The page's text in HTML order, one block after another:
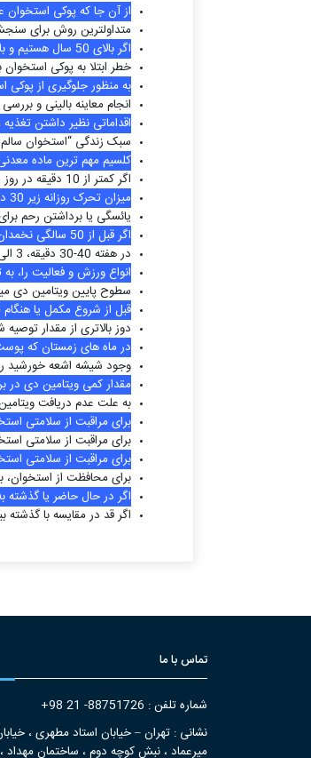
از آن جا که پوکی
متداول­ترین روش برای
اگر بالای 50 سال هستیم و با یک زمین خوردن ساده دچار شکستگی شده ایم، احتمالا در معرض پوکی استخوان هستیم و لازم است به پزشک مراجعه کنیم.
خطر ابتلا به پوکی استخوان
به منظور جلوگیری از پوکی
انجام معاینه بالینی و بررسی عوامل خطر
اقداماتی نظیر داشتن
سبک زندگی “استخوان
کلسیم مهم ترین ماده
اگر کمتر از 10 دقیقه در روز در معرض نور خورشید هستیم و مکمل ویتامین D مصرف نمی­کنیم، در معرض خطر پوکی استخوان قرار داریم.
میزان تحرک روزانه زیر 30 دقیقه (کارهای خانه، پیاده روی، دویدن و غیره) موجب از دست رفتن عضله و استخوان می­شود.
یائسگی یا برداشتن رحم برای 12 ماه یا بیشتر، فرد را در معرض خطر پوکی استخوان قرار
اگر قبل از 50 سالگی نخمدان ها خارج شده و هورمون درمانی جایگزین استفاده نشده است، فرد در معرض خطر پوکی استخوان قرار دارد.
در هفته 40-30 دقیقه، 3 الی 4 بار از ورزش­های تحمل کننده وزن مثل پیاده روی استفاده کنیم.
انواع ورزش و فعالیت را،
سطوح پایین ویتامین دی
قبل از شروع مکمل یا
دوز بالاتری از مقدار
در ماه های زمستان که پوست، نور
وجود شیشه اشعه خورشید را
مقدار کمی ویتامین دی در
به علت عدم دریافت ویتامین دی از نور خورشید
برای مراقبت از سلامتی
برای مراقبت از سلامتی
برای مراقبت از سلامتی
برای محافظت از استخوان،
اگر در حال حاضر یا گذشته به مدت بیش از 3 ماه از داروهای کورتونی استفاده کرده­ایم، برای بررسی
اگر قد در مقایسه با گذشته بیش از 4 سانتیمتر کوتاه شده است، برای ارزیابی خطر
تماس با ما
شماره تلفن : 88751726- 21 98+
نشانی : تهران – خیابان استاد مطهری ،
میرعماد ، نبش کوچه دوم ، ساختمان مهداد ،